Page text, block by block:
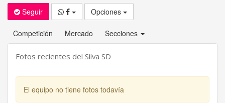
Seguir Opciones
Competición Mercado Secciones
Fotos recientes del Silva SD
El equipo no tiene fotos todavía